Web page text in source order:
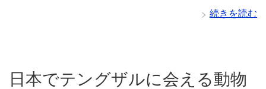
続きを読む
日本でテングザルに会える動物